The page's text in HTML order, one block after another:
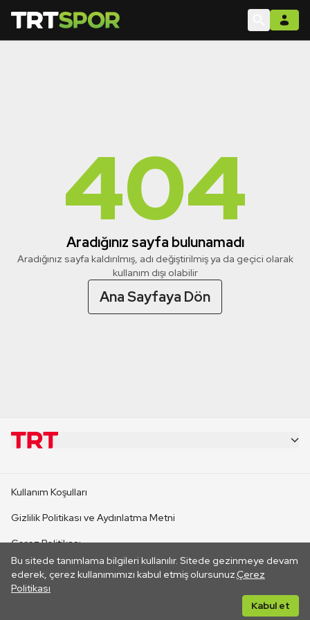
404
Aradığınız sayfa bulunamadı
Aradığınız sayfa kaldırılmış, adı değiştirilmiş ya da geçici olarak
kullanım dışı olabilir
Ana Sayfaya Dön
Bu sitede tanımlama bilgileri kullanılır. Sitede gezinmeye devam
ederek, çerez kullanımımızı kabul etmiş olursunuz.Çerez
Politikası
Kabul et
CANLI YAYINLAR
Kullanım Koşulları
Gizlilik Politikası ve Aydınlatma Metni
Çerez Politikası
İletişim
Her hakkı saklıdır. ©2026 TRT. Bağlantı yoluyla gidilen dış